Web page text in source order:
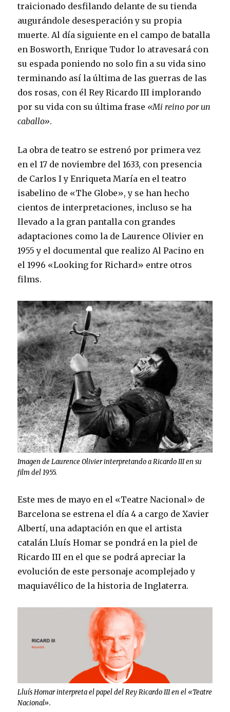
traicionado desfilando delante de su tienda
augurándole desesperación y su propia
muerte. Al día siguiente en el campo de batalla
en Bosworth, Enrique Tudor lo atravesará con
su espada poniendo no solo fin a su vida sino
terminando así la última de las guerras de las
dos rosas, con él Rey Ricardo III implorando
por su vida con su última frase «Mi reino por un
caballo».
La obra de teatro se estrenó por primera vez
en el 17 de noviembre del 1633, con presencia
de Carlos I y Enriqueta María en el teatro
isabelino de «The Globe», y se han hecho
cientos de interpretaciones, incluso se ha
llevado a la gran pantalla con grandes
adaptaciones como la de Laurence Olivier en
1955 y el documental que realizo Al Pacino en
el 1996 «Looking for Richard» entre otros
films.
Imagen de Laurence Olivier interpretando a Ricardo III en su
film del 1955.
Este mes de mayo en el «Teatre Nacional» de
Barcelona se estrena el día 4 a cargo de Xavier
Albertí, una adaptación en que el artista
catalán Lluís Homar se pondrá en la piel de
Ricardo III en el que se podrá apreciar la
evolución de este personaje acomplejado y
maquiavélico de la historia de Inglaterra.
Lluís Homar interpreta el papel del Rey Ricardo III en el «Teatre
Nacional».